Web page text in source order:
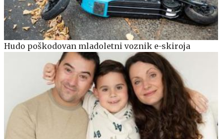
Hudo poškodovan mladoletni voznik e-skiroja